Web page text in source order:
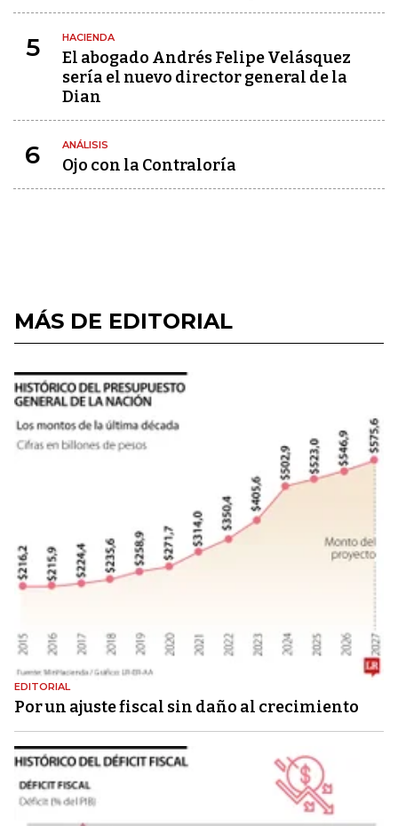
5 HACIENDA
El abogado Andrés Felipe Velásquez
sería el nuevo director general de la
Dian
6 ANÁLISIS
Ojo con la Contraloría
MÁS DE EDITORIAL
EDITORIAL
Por un ajuste fiscal sin daño al crecimiento